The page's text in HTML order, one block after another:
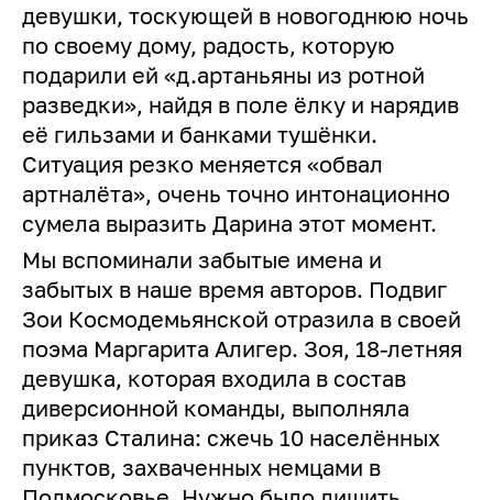
девушки, тоскующей в новогоднюю ночь
по своему дому, радость, которую
подарили ей «д.артаньяны из ротной
разведки», найдя в поле ёлку и нарядив
её гильзами и банками тушёнки.
Ситуация резко меняется «обвал
артналёта», очень точно интонационно
сумела выразить Дарина этот момент.
Мы вспоминали забытые имена и
забытых в наше время авторов. Подвиг
Зои Космодемьянской отразила в своей
поэма Маргарита Алигер. Зоя, 18-летняя
девушка, которая входила в состав
диверсионной команды, выполняла
приказ Сталина: сжечь 10 населённых
пунктов, захваченных немцами в